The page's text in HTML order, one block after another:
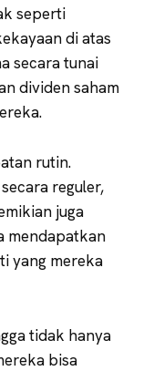
seperti
di atas
secara tunai
dividen saham
rutin.
reguler,
juga
mendapatkan
yang mereka
tidak hanya
bisa